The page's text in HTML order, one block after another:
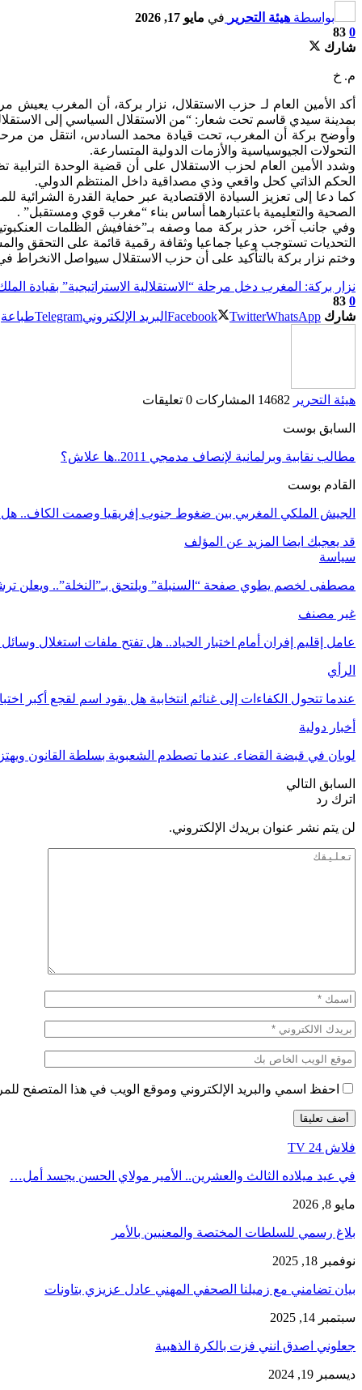
بواسطة هيئة التحرير في مايو 17, 2026
0
83
شارك
م. خ
بمدينة سيدي قاسم تحت شعار: “من الاستقلال السياسي إلى
وأوضح بركة أن المغرب، تحت قيادة محمد السادس، انتقل من
التحولات الجيوسياسية والأزمات الدولية المتسارعة.
وشدد الأمين العام لحزب الاستقلال على أن قضية الوحدة
الحكم الذاتي كحل واقعي وذي مصداقية داخل المنتظم الدولي.
كما دعا إلى تعزيز السيادة الاقتصادية عبر حماية القدرة
الصحية والتعليمية باعتبارهما أساس بناء “مغرب قوي ومستقبل” .
وفي جانب آخر، حذر بركة مما وصفه بـ”خفافيش الظلمات
التحديات تستوجب وعيا جماعيا وثقافة رقمية قائمة على التحقق
وختم نزار بركة بالتأكيد على أن حزب الاستقلال سيواصل الانخراط
نزار بركة: المغرب دخل مرحلة “الاستقلالية الاستراتيجية” بقيادة
0
83
شارك
Facebook TwitterWhatsApp البريد الإلكترونيTelegramطباعة
هيئة التحرير 14682 المشاركات 0 تعليقات
السابق بوست
مطالب نقابية وبرلمانية لإنصاف مدمجي 2011..ها علاش؟
القادم بوست
الجيش الملكي المغربي بين ضغوط جنوب إفريقيا وصمت الكاف.. هل
قد يعجبك ايضا المزيد عن المؤلف
سياسة
مصطفى لخصم يطوي صفحة “السنبلة” ويلتحق بـ”النخلة”.. ويعلن
غير مصنف
عامل إقليم إفران أمام اختبار الحياد.. هل تفتح ملفات استغلال
الرأي
عندما تتحول الكفاءات إلى غنائم انتخابية هل يقود اسم لقجع أكبر
أخبار دولية
لوبان في قبضة القضاء. عندما تصطدم الشعبوية بسلطة القانون
السابق التالي
اترك رد
لن يتم نشر عنوان بريدك الإلكتروني.
احفظ اسمي والبريد الإلكتروني وموقع الويب في هذا المتصفح
فلاش 24 TV
في عيد ميلاده الثالث والعشرين.. الأمير مولاي الحسن يجسد أمل…
مايو 8, 2026
بلاغ رسمي للسلطات المختصة والمعنيين بالأمر
نوفمبر 18, 2025
بيان تضامني مع زميلنا الصحفي المهني عادل عزيزي بتاونات
سبتمبر 14, 2025
جعلوني اصدق انني فزت بالكرة الذهبية
ديسمبر 19, 2024